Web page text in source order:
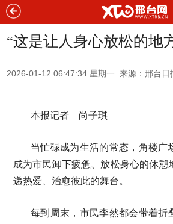
“这是让人身心放松的地
2026-01-12 06:47:34 星期一 来源：邢台日
本报记者 尚子琪
当忙碌成为生活的常态，角楼广
成为市民卸下疲惫、放松身心的休憩
递热爱、治愈彼此的舞台。
每到周末，市民李然都会带着折